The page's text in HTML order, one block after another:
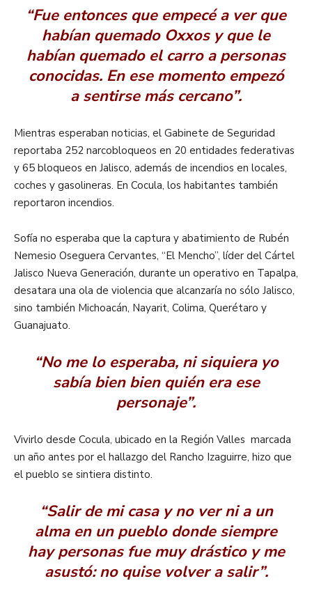
“Fue entonces que empecé a ver que
habían quemado Oxxos y que le
habían quemado el carro a personas
conocidas. En ese momento empezó
a sentirse más cercano”.
Mientras esperaban noticias, el Gabinete de Seguridad
reportaba 252 narcobloqueos en 20 entidades federativas
y 65 bloqueos en Jalisco, además de incendios en locales,
coches y gasolineras. En Cocula, los habitantes también
reportaron incendios.
Sofía no esperaba que la captura y abatimiento de Rubén
Nemesio Oseguera Cervantes, “El Mencho”, líder del Cártel
Jalisco Nueva Generación, durante un operativo en Tapalpa,
desatara una ola de violencia que alcanzaría no sólo Jalisco,
sino también Michoacán, Nayarit, Colima, Querétaro y
Guanajuato.
“No me lo esperaba, ni siquiera yo
sabía bien bien quién era ese
personaje”.
Vivirlo desde Cocula, ubicado en la Región Valles marcada
un año antes por el hallazgo del Rancho Izaguirre, hizo que
el pueblo se sintiera distinto.
“Salir de mi casa y no ver ni a un
alma en un pueblo donde siempre
hay personas fue muy drástico y me
asustó: no quise volver a salir”.